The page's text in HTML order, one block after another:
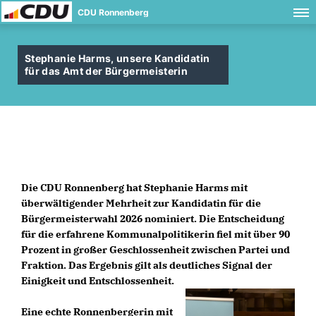
CDU Ronnenberg
Stephanie Harms, unsere Kandidatin
für das Amt der Bürgermeisterin
Die CDU Ronnenberg hat Stephanie Harms mit
überwältigender Mehrheit zur Kandidatin für die
Bürgermeisterwahl 2026 nominiert. Die Entscheidung
für die erfahrene Kommunalpolitikerin fiel mit über 90
Prozent in großer Geschlossenheit zwischen Partei und
Fraktion. Das Ergebnis gilt als deutliches Signal der
Einigkeit und Entschlossenheit.
Eine echte Ronnenbergerin mit